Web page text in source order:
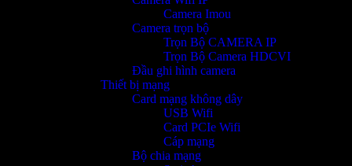
Camera Imou
Camera trọn bộ
Trọn Bộ CAMERA IP
Trọn Bộ Camera HDCVI
Đầu ghi hình camera
Thiết bị mạng
Card mạng không dây
USB Wifi
Card PCIe Wifi
Cáp mạng
Bộ chia mạng